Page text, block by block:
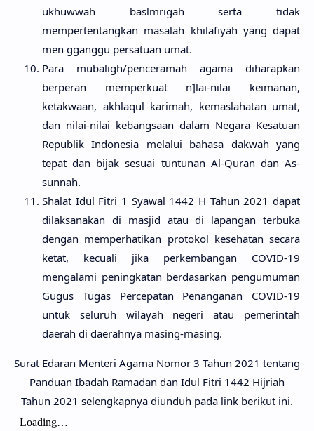
ukhuwwah baslmrigah serta tidak
mempertentangkan masalah khilafiyah yang dapat
men gganggu persatuan umat.
Para mubaligh/penceramah agama diharapkan
berperan memperkuat n]lai-nilai keimanan,
ketakwaan, akhlaqul karimah, kemaslahatan umat,
dan nilai-nilai kebangsaan dalam Negara Kesatuan
Republik Indonesia melalui bahasa dakwah yang
tepat dan bijak sesuai tuntunan Al-Quran dan As-
sunnah.
Shalat Idul Fitri 1 Syawal 1442 H Tahun 2021 dapat
dilaksanakan di masjid atau di lapangan terbuka
dengan memperhatikan protokol kesehatan secara
ketat, kecuali jika perkembangan COVID-19
mengalami peningkatan berdasarkan pengumuman
Gugus Tugas Percepatan Penanganan COVID-19
untuk seluruh wilayah negeri atau pemerintah
daerah di daerahnya masing-masing.
Surat Edaran Menteri Agama Nomor 3 Tahun 2021 tentang
Panduan Ibadah Ramadan dan Idul Fitri 1442 Hijriah
Tahun 2021 selengkapnya diunduh pada link berikut ini.